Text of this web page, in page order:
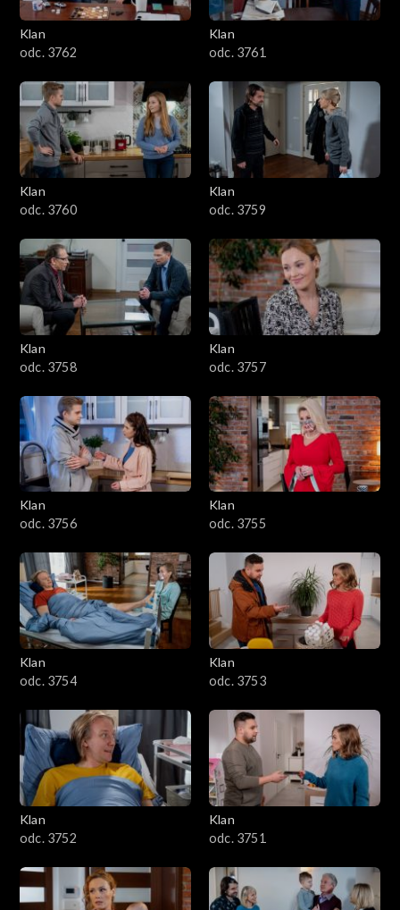
Klan
odc. 3762
Klan
odc. 3761
Klan
odc. 3760
Klan
odc. 3759
Klan
odc. 3758
Klan
odc. 3757
Klan
odc. 3756
Klan
odc. 3755
Klan
odc. 3754
Klan
odc. 3753
Klan
odc. 3752
Klan
odc. 3751